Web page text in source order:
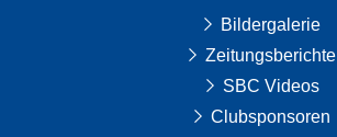
Bildergalerie
Zeitungsberichte
SBC Videos
Clubsponsoren